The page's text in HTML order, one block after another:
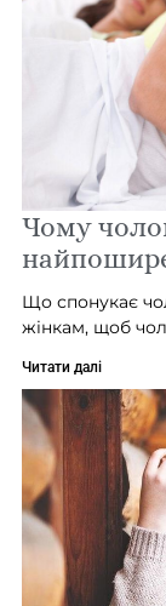
Чому
Що спонукає
жінкам, щоб
Читати далі